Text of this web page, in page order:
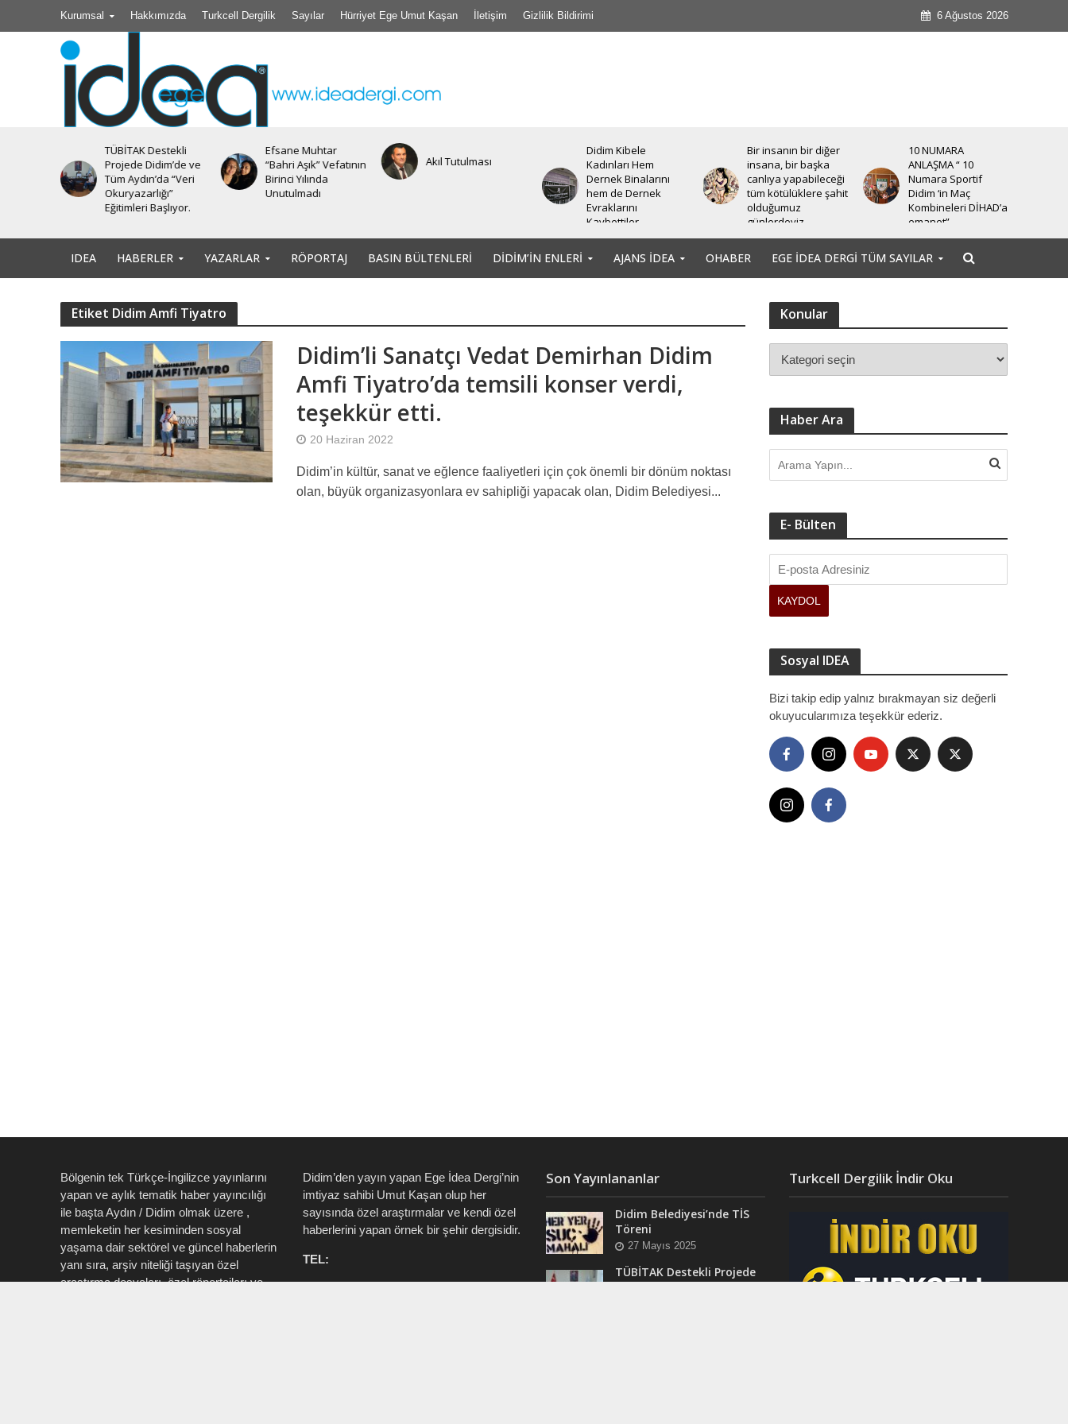
Kurumsal Hakkımızda Turkcell Dergilik Sayılar Hürriyet Ege Umut Kaşan İletişim Gizlilik Bildirimi 6 Ağustos 2026
TÜBİTAK Destekli
Projede Didim’de ve
Tüm Aydın’da “Veri
Okuryazarlığı”
Eğitimleri Başlıyor.
Efsane Muhtar
“Bahri Aşık” Vefatının
Birinci Yılında
Unutulmadı
Akıl Tutulması
Didim Kibele
Kadınları Hem
Dernek Binalarını
hem de Dernek
Evraklarını
Kaybettiler.
Bir insanın bir diğer
insana, bir başka
canlıya yapabileceği
tüm kötülüklere şahit
olduğumuz
günlerdeyiz.
10 NUMARA
ANLAŞMA “ 10
Numara Sportif
Didim ‘in Maç
Kombineleri DİHAD’a
emanet”
IDEA HABERLER YAZARLAR RÖPORTAJ BASIN BÜLTENLERI DIDIM’IN ENLERI AJANS İDEA OHABER EGE İDEA DERGI TÜM SAYILAR
Etiket Didim Amfi Tiyatro
Didim’li Sanatçı Vedat Demirhan Didim
Amfi Tiyatro’da temsili konser verdi,
teşekkür etti.
20 Haziran 2022
Didim’in kültür, sanat ve eğlence faaliyetleri için çok önemli bir dönüm noktası
olan, büyük organizasyonlara ev sahipliği yapacak olan, Didim Belediyesi...
Konular
Haber Ara
E- Bülten
Sosyal IDEA
Bizi takip edip yalnız bırakmayan siz değerli
okuyucularımıza teşekkür ederiz.
Bölgenin tek Türkçe-İngilizce yayınlarını
yapan ve aylık tematik haber yayıncılığı
ile başta Aydın / Didim olmak üzere ,
memleketin her kesiminden sosyal
yaşama dair sektörel ve güncel haberlerin
yanı sıra, arşiv niteliği taşıyan özel
araştırma dosyaları, özel röportajları ve
Didim’den yayın yapan Ege İdea Dergi’nin
imtiyaz sahibi Umut Kaşan olup her
sayısında özel araştırmalar ve kendi özel
haberlerini yapan örnek bir şehir dergisidir.
TEL:
Son Yayınlananlar
Didim Belediyesi’nde TİS
Töreni
27 Mayıs 2025
TÜBİTAK Destekli Projede
Didim’de ve Tüm Aydın’da
Turkcell Dergilik İndir Oku